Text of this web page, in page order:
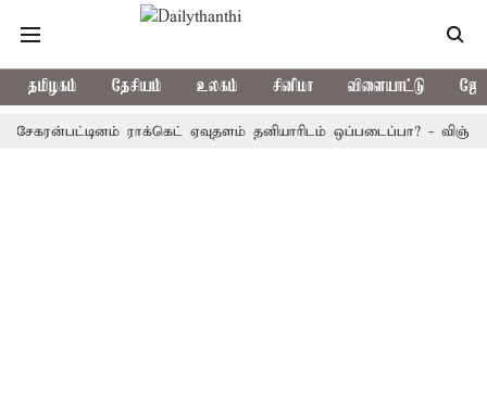
தமிழகம் தேசியம் உலகம் சினிமா விளையாட்டு
ராக்கெட் ஏவுதளம் தனியாரிடம் ஒப்படைப்பா? - விஞ்ஞானிகள்